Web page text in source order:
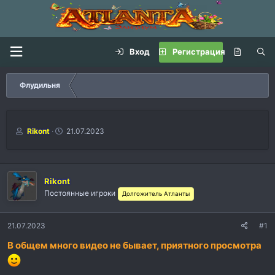
Вход Регистрация
Флудильня
А
р
т
Rikont
Д
а
ч
21.07.2023
Rikont
Постоянные игроки Долгожитель Атланты
21.07.2023 #1
В общем много видео не бывает, приятного просмотра